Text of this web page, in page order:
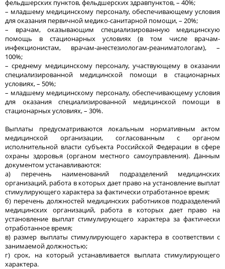
фельдшерских пунктов, фельдшерских здравпунктов, – 40%;
– младшему медицинскому персоналу, обеспечивающему условия
для оказания первичной медико-санитарной помощи, – 20%;
– врачам, оказывающим специализированную медицинскую
помощь в стационарных условиях (в том числе врачам-
инфекционистам, врачам-анестезиологам-реаниматологам), –
100%;
– среднему медицинскому персоналу, участвующему в оказании
специализированной медицинской помощи в стационарных
условиях, – 50%;
– младшему медицинскому персоналу, обеспечивающему условия
для оказания специализированной медицинской помощи в
стационарных условиях, – 30%.
Выплаты предусматриваются локальным нормативным актом
медицинской организации, согласованным с органом
исполнительной власти субъекта Российской Федерации в сфере
охраны здоровья (органом местного самоуправления). Данным
документом устанавливаются:
а) перечень наименований подразделений медицинских
организаций, работа в которых дает право на установление выплат
стимулирующего характера за фактически отработанное время;
б) перечень должностей медицинских работников подразделений
медицинских организаций, работа в которых дает право на
установление выплат стимулирующего характера за фактически
отработанное время;
в) размер выплаты стимулирующего характера в соответствии с
занимаемой должностью;
г) срок, на который устанавливается выплата стимулирующего
характера.